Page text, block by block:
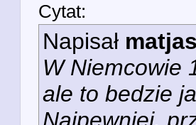
Cytat:
Napisał
W Niemcowie
ale to bedzie